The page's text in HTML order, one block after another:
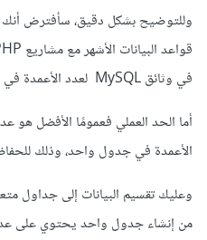
في وثائق MySQL لعدد الأعمدة في الجدول هو 4096 عمودًا.
أما الحد العملي فعمومًا الأفضل هو
الأعمدة في جدول واحد، وذلك للحفاظ
وعليك تقسيم البيانات إلى جداول
من إنشاء جدول واحد يحتوي على